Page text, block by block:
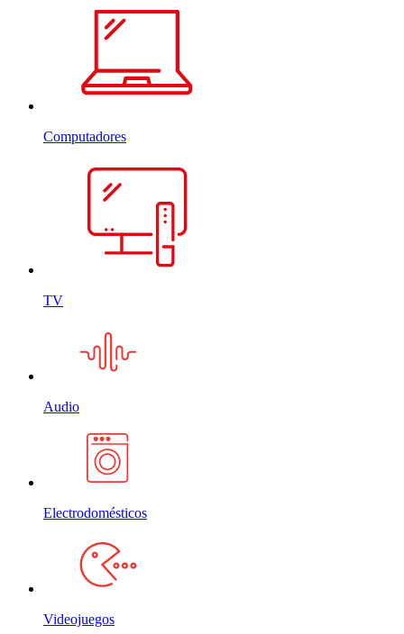
Computadores
TV
Audio
Electrodomésticos
Videojuegos